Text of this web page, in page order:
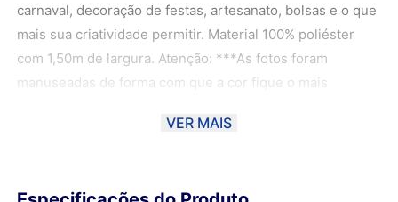
carnaval, decoração de festas, artesanato, bolsas e o que
mais sua criatividade permitir. Material 100% poliéster
com 1,50m de largura. Atenção: ***As fotos foram
manuseadas de forma com que a cor fique o mais
uma variação de 10% dependendo do monitor. ****Ao
VER MAIS